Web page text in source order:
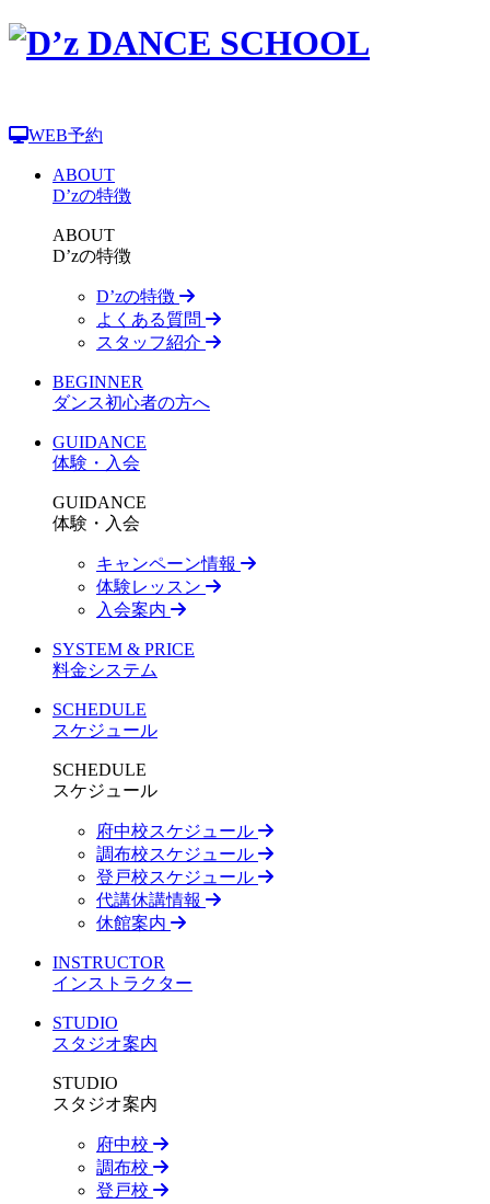
WEB予約
ABOUT
D’zの特徴
ABOUT
D’zの特徴
D’zの特徴
よくある質問
スタッフ紹介
BEGINNER
ダンス初心者の方へ
GUIDANCE
体験・入会
GUIDANCE
体験・入会
キャンペーン情報
体験レッスン
入会案内
SYSTEM & PRICE
料金システム
SCHEDULE
スケジュール
SCHEDULE
スケジュール
府中校スケジュール
調布校スケジュール
登戸校スケジュール
代講休講情報
休館案内
INSTRUCTOR
インストラクター
STUDIO
スタジオ案内
STUDIO
スタジオ案内
府中校
調布校
登戸校